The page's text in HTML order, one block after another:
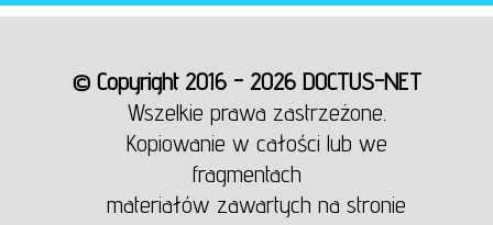
© Copyright 2016 - 2026 DOCTUS-NET
Wszelkie prawa zastrzeżone.
Kopiowanie w całości lub we
fragmentach
materiałów zawartych na stronie